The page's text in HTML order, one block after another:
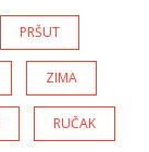
PRŠUT
ZIMA
RUČAK